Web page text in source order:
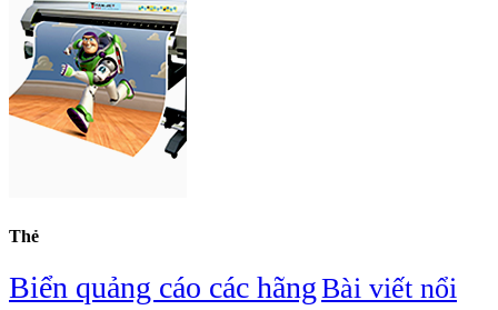
Thẻ
Biển quảng cáo các hãngBài viết nổi